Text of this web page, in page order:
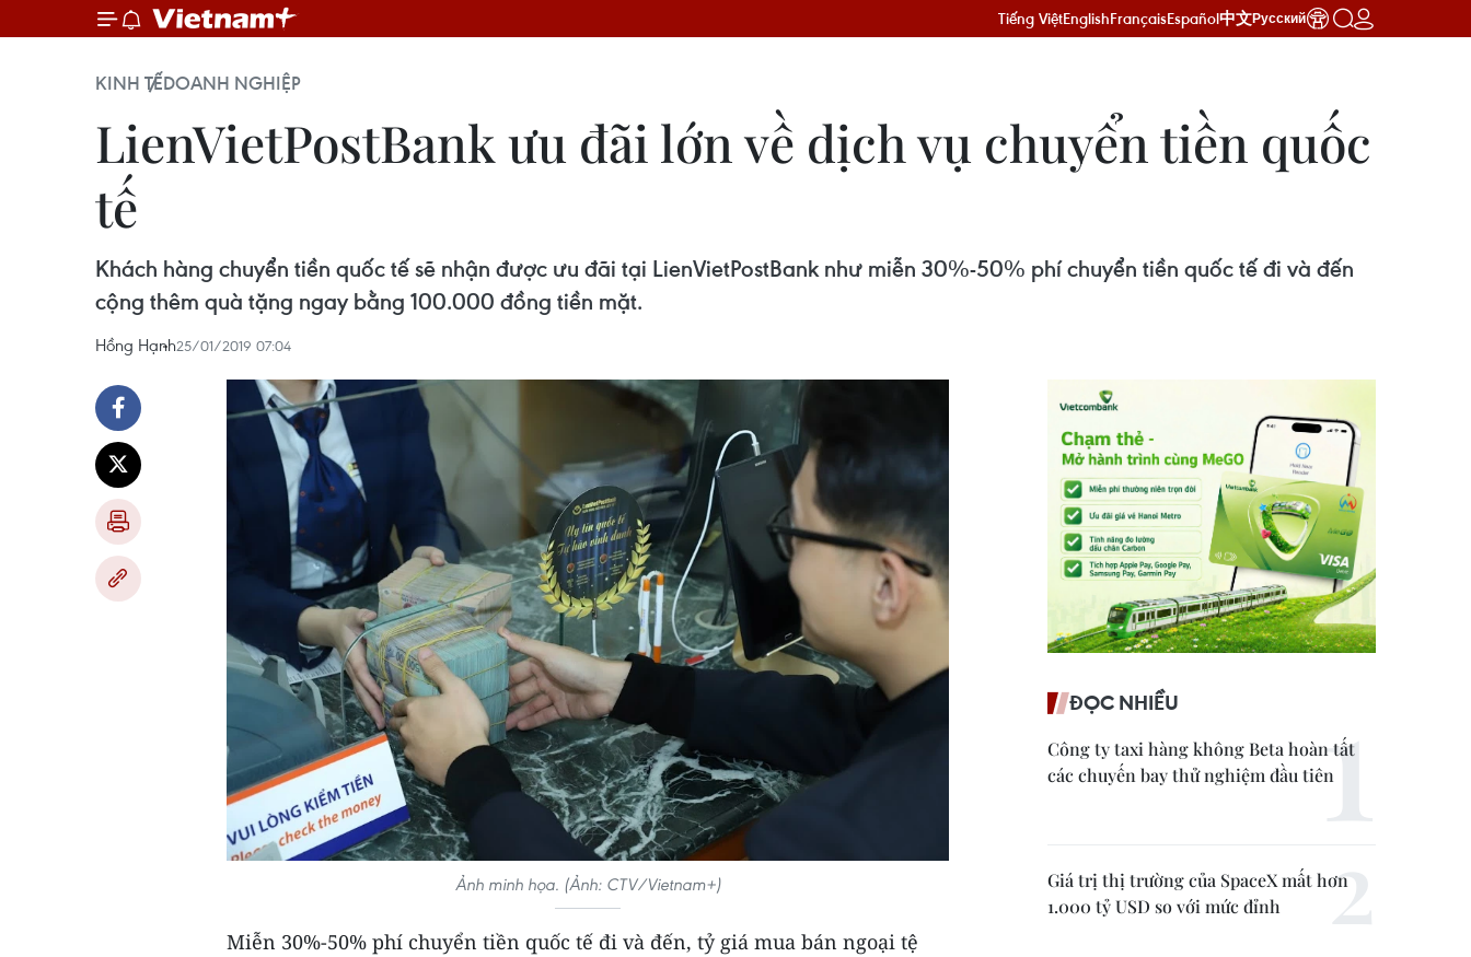
Tiếng ViệtEnglishFrançaisEspañol中文Русский
KINH TẾDOANH NGHIỆP
LienVietPostBank ưu đãi lớn về dịch vụ chuyển tiền quốc
tế
Khách hàng chuyển tiền quốc tế sẽ nhận được ưu đãi tại LienVietPostBank như miễn 30%-50% phí chuyển tiền quốc tế đi và đến
cộng thêm quà tặng ngay bằng 100.000 đồng tiền mặt.
Hồng Hạnh25/01/2019 07:04
Ảnh minh họa. (Ảnh: CTV/Vietnam+)
Miễn 30%-50% phí chuyển tiền quốc tế đi và đến, tỷ giá mua bán ngoại tệ
ĐỌC NHIỀU
Công ty taxi hàng không Beta hoàn tất
các chuyến bay thử nghiệm đầu tiên
Giá trị thị trường của SpaceX mất hơn
1.000 tỷ USD so với mức đỉnh